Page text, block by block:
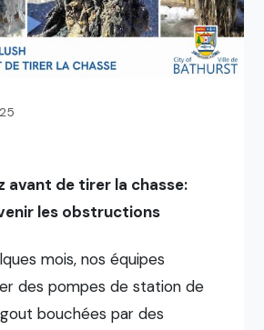
avant de tirer la chasse:
les obstructions
mois, nos équipes
des pompes de station de
bouchées par des